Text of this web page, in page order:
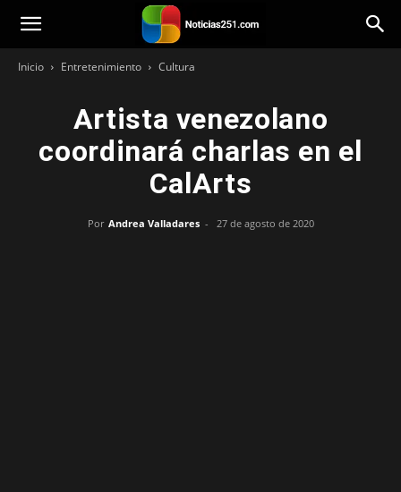
Noticias251
Inicio Entretenimiento Cultura
Artista venezolano
coordinará charlas en el
CalArts
Por Andrea Valladares - 27 de agosto de 2020